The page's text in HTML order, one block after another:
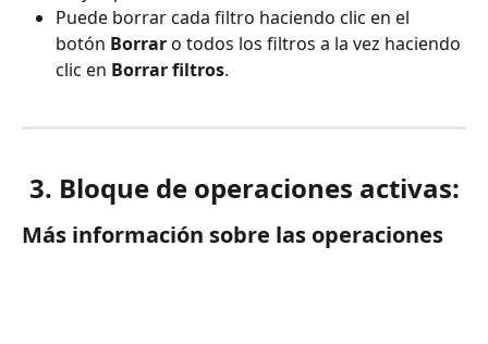
Puede borrar cada filtro haciendo clic en el
botón Borrar o todos los filtros a la vez haciendo
clic en Borrar filtros.
3. Bloque de operaciones activas:
Más información sobre las operaciones